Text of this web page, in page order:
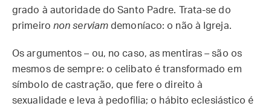
grado à autoridade do Santo Padre. Trata-se do
primeiro non serviam demoníaco: o não à Igreja.
Os argumentos – ou, no caso, as mentiras – são os
mesmos de sempre: o celibato é transformado em
símbolo de castração, que fere o direito à
sexualidade e leva à pedofilia; o hábito eclesiástico é